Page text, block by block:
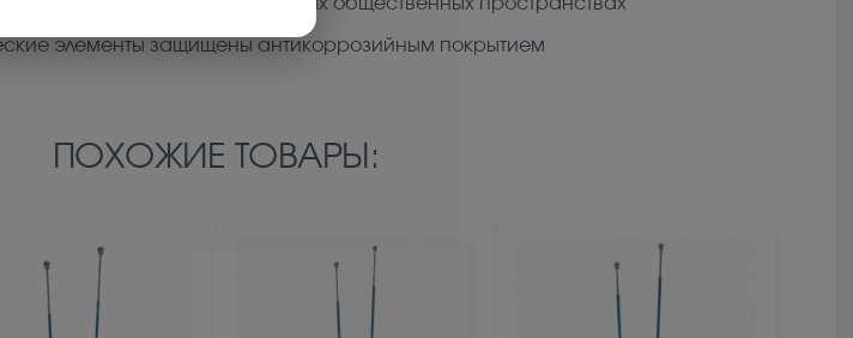
элементы защищены антикоррозийным покрытием
ПОХОЖИЕ ТОВАРЫ: